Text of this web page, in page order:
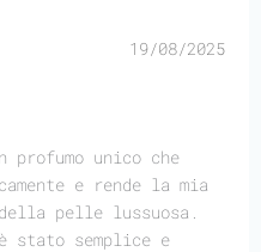
19/08/2025
profumo unico che
e rende la mia
pelle lussuosa.
stato semplice e